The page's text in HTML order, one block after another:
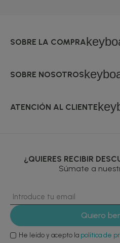
SOBRE LA COMPRA
SOBRE NOSOTROS
ATENCIÓN AL CLIENTE
¿QUIERES RECIBIR
Súmate a
He leído y acepto la política de